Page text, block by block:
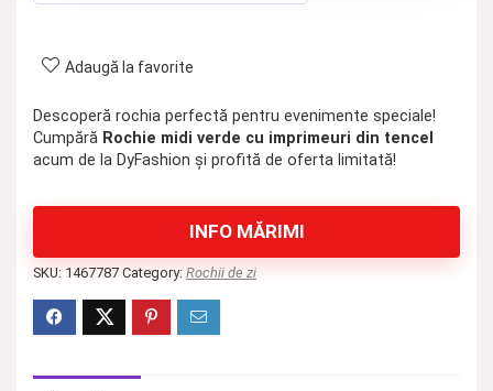
Adaugă la favorite
Descoperă rochia perfectă pentru evenimente speciale!
Cumpără Rochie midi verde cu imprimeuri din tencel
acum de la DyFashion și profită de oferta limitată!
INFO MĂRIMI
SKU: 1467787 Category: Rochii de zi